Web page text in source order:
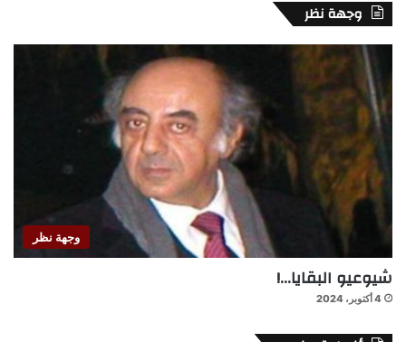
وجهة نظر
وجهة نظر
شيوعيو البقايا…!
4 أكتوبر، 2024